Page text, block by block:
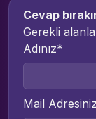
Cevap
Gerekli
Adınız*
Mail